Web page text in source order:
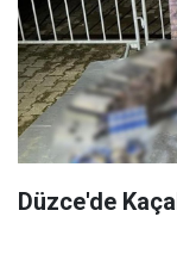
Düzce'de